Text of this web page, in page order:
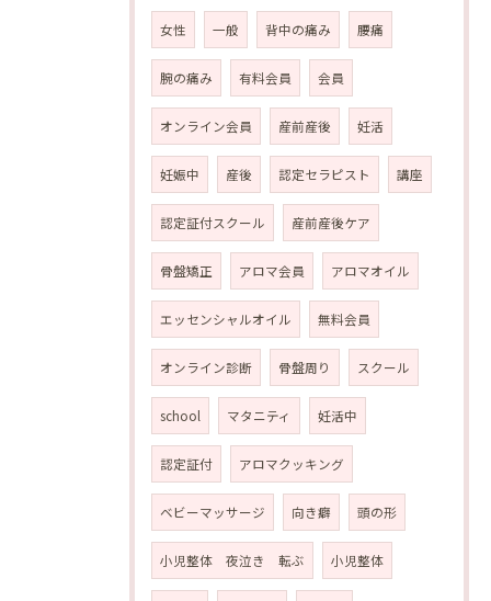
女性 一般 背中の痛み 腰痛
腕の痛み 有料会員 会員
オンライン会員 産前産後 妊活
妊娠中 産後 認定セラピスト 講座
認定証付スクール 産前産後ケア
骨盤矯正 アロマ会員 アロマオイル
エッセンシャルオイル 無料会員
オンライン診断 骨盤周り スクール
school マタニティ 妊活中
認定証付 アロマクッキング
ベビーマッサージ 向き癖 頭の形
小児整体 夜泣き 転ぶ 小児整体